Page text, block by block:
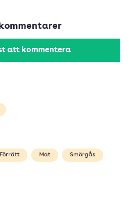
att kommentera
Förrätt Mat Smörgås